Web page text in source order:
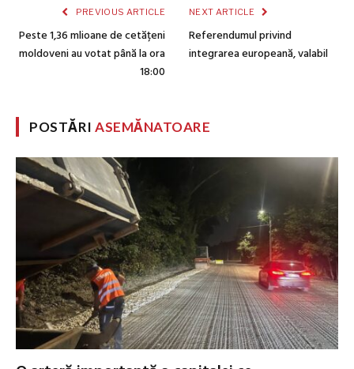
PREVIOUS ARTICLE
Peste 1,36 mlioane de cetățeni
moldoveni au votat până la ora
18:00
NEXT ARTICLE
Referendumul privind
integrarea europeană, valabil
POSTĂRIASEMĂNATOARE